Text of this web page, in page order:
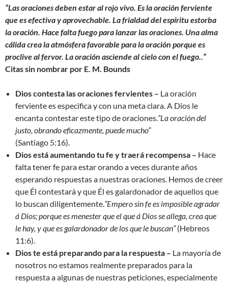
“Las oraciones deben estar al rojo vivo. Es la oración ferviente
que es efectiva y aprovechable. La frialdad del espíritu estorba
la oración. Hace falta fuego para lanzar las oraciones. Una alma
cálida crea la atmósfera favorable para la oración porque es
proclive al fervor. La oración asciende al cielo con el fuego..”
Citas sin nombrar por E. M. Bounds
Dios contesta las oraciones fervientes – La oración
ferviente es especifica y con una meta clara. A Dios le
encanta contestar este tipo de oraciones.“La oración del
justo, obrando eficazmente, puede mucho”
(Santiago 5:16).
Dios está aumentando tu fe y traerá recompensa – Hace
falta tener fe para estar orando a veces durante años
esperando respuestas a nuestras oraciones. Hemos de creer
que Él contestará y que Él es galardonador de aquellos que
lo buscan diligentemente.“Empero sin fe es imposible agradar
á Dios; porque es menester que el que á Dios se allega, crea que
le hay, y que es galardonador de los que le buscan”(Hebreos
11:6).
Dios te está preparando para la respuesta – La mayoría de
nosotros no estamos realmente preparados para la
respuesta a algunas de nuestras peticiones, especialmente